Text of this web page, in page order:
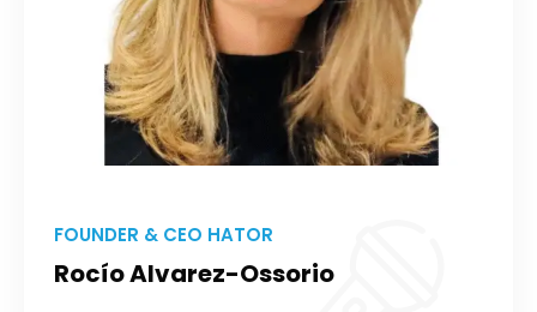
FOUNDER & CEO HATOR
Rocío Alvarez-Ossorio